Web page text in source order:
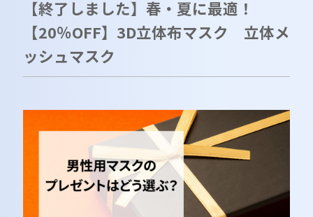
【終了しました】春・夏に最適！
【20％OFF】3D立体布マスク 立体メ
ッシュマスク